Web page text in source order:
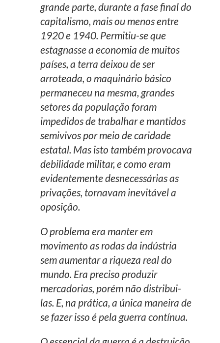
grande parte, durante a fase final do
capitalismo, mais ou menos entre
1920 e 1940. Permitiu-se que
estagnasse a economia de muitos
países, a terra deixou de ser
arroteada, o maquinário básico
permaneceu na mesma, grandes
setores da população foram
impedidos de trabalhar e mantidos
semivivos por meio de caridade
estatal. Mas isto também provocava
debilidade militar, e como eram
evidentemente desnecessárias as
privações, tornavam inevitável a
oposição.
O problema era manter em
movimento as rodas da indústria
sem aumentar a riqueza real do
mundo. Era preciso produzir
mercadorias, porém não distribui-
las. E, na prática, a única maneira de
se fazer isso é pela guerra contínua.